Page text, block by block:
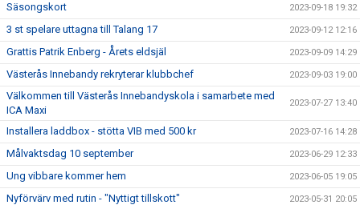
Säsongskort 2023-09-18 19:32
3 st spelare uttagna till Talang 17 2023-09-12 12:16
Grattis Patrik Enberg - Årets eldsjäl 2023-09-09 14:29
Västerås Innebandy rekryterar klubbchef 2023-09-03 19:00
Välkommen till Västerås Innebandyskola i samarbete med
ICA Maxi
2023-07-27 13:40
Installera laddbox - stötta VIB med 500 kr 2023-07-16 14:28
Målvaktsdag 10 september 2023-06-29 12:33
Ung vibbare kommer hem 2023-06-05 19:05
Nyförvärv med rutin - "Nyttigt tillskott" 2023-05-31 20:05